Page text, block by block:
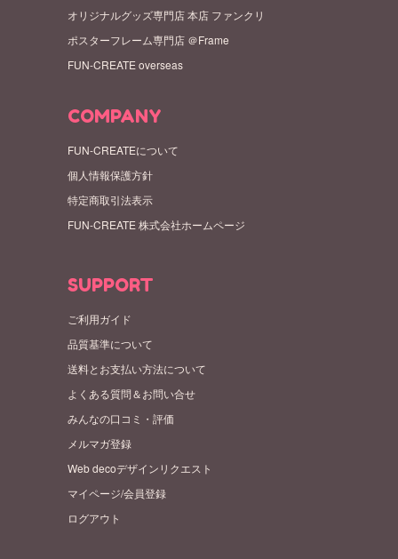
オリジナルグッズ専門店 本店 ファンクリ
ポスターフレーム専門店 ＠Frame
FUN-CREATE overseas
COMPANY
FUN-CREATEについて
個人情報保護方針
特定商取引法表示
FUN-CREATE 株式会社ホームページ
SUPPORT
ご利用ガイド
品質基準について
送料とお支払い方法について
よくある質問＆お問い合せ
みんなの口コミ・評価
メルマガ登録
Web decoデザインリクエスト
マイページ/会員登録
ログアウト